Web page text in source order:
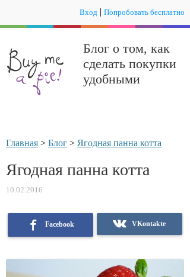
Вход | Попробовать бесплатно
Блог о том, как
сделать покупки
удобными
Главная > Блог > Ягодная панна котта
Ягодная панна котта
10.02.2016
Facebook VKontakte